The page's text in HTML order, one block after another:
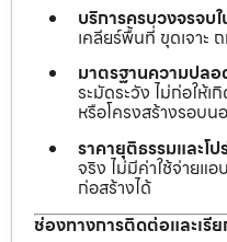
บริการครบวงจรจบ
เคลียร์พื้นที่ ขุดเจาะ
มาตรฐานความปล
ระมัดระวัง ไม่ก่อให้
หรือโครงสร้างรอบน
ราคายุติธรรมและโป
จริง ไม่มีค่าใช้จ่าย
ก่อสร้างได้
ช่องทางการติดต่อและเรีย